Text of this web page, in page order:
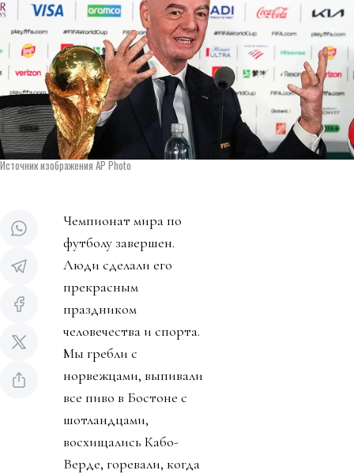
Источник изображения AP Photo
Чемпионат мира по
футболу завершен.
Люди сделали его
прекрасным
праздником
человечества и спорта.
Мы гребли с
норвежцами, выпивали
все пиво в Бостоне с
шотландцами,
восхищались Кабо-
Верде, горевали, когда